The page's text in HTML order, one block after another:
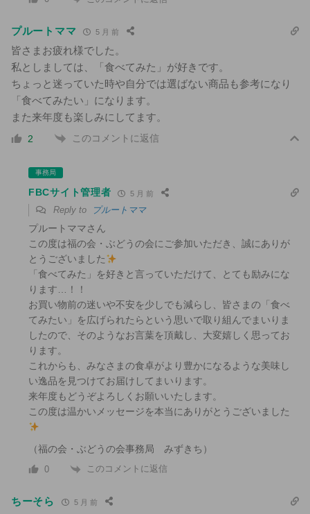
プルートママ 5 月 前
皆さまお疲れ様でした。
私としましては、「食べてみた」が好きです。
ちょっと迷っていた時や自分では選ばない商品も参考になり
「食べてみたい」になります。
また来年度も楽しみにしてます。
2 このコメントに返信
事務局
FBCサイト管理者 5 月 前
Reply to プルートママ
プルートママさん
この度は福の会・ぶどうの会にご参加いただき、誠にありが
とうございました
「食べてみた」を好きと言っていただけて、とても励みにな
ります…！！
お買い物前の迷いや不安を少しでも減らし、皆さまの「食べ
てみたい」を広げられたらという思いで取り組んでまいりま
したので、そのようなお言葉を頂戴し、大変嬉しく思ってお
ります。
これからも、みなさまの食卓がより豊かになるような美味し
い逸品を見つけてお届けしてまいります。
来年度もどうぞよろしくお願いいたします。
この度は温かいメッセージを本当にありがとうございました
（福の会・ぶどうの会事務局 みずきち）
0 このコメントに返信
ちーそら 5 月 前